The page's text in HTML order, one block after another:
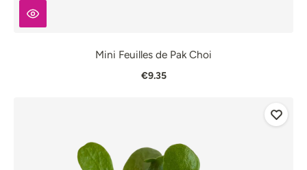
Mini Feuilles de Pak Choi
€9.35